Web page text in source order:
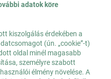
adatok köre
kiszolgálás érdekében a
(ún. „cookie”-t)
oldal minél magasabb
személyre szabott
élmény növelése. A